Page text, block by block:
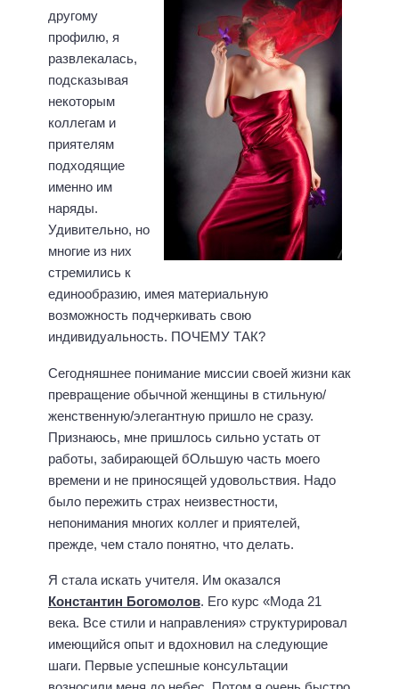
другому
профилю, я
развлекалась,
подсказывая
некоторым
коллегам и
приятелям
подходящие
именно им
наряды.
Удивительно, но
многие из них
стремились к
единообразию, имея материальную
возможность подчеркивать свою
индивидуальность. ПОЧЕМУ ТАК?
Сегодняшнее понимание миссии своей жизни как
превращение обычной женщины в стильную/
женственную/элегантную пришло не сразу.
Признаюсь, мне пришлось сильно устать от
работы, забирающей бОльшую часть моего
времени и не приносящей удовольствия. Надо
было пережить страх неизвестности,
непонимания многих коллег и приятелей,
прежде, чем стало понятно, что делать.
Я стала искать учителя. Им оказался
Константин Богомолов. Его курс «Мода 21
века. Все стили и направления» структурировал
имеющийся опыт и вдохновил на следующие
шаги. Первые успешные консультации